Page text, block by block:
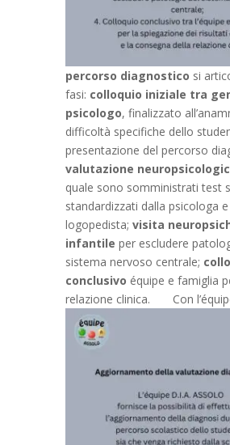
percorso diagnostico si
fasi: colloquio iniziale tra
psicologo, finalizzato
difficoltà specifiche dello
presentazione del percorso
valutazione
quale sono somministrati test
standardizzati dalla psicologa
logopedista; visita
infantile per escludere
sistema nervoso centrale;
conclusivo équipe e famiglia
relazione clinica.
Con